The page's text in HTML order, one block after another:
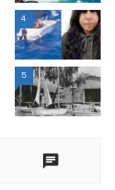
4
5